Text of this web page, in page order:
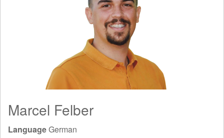
Marcel Felber
LanguageGerman